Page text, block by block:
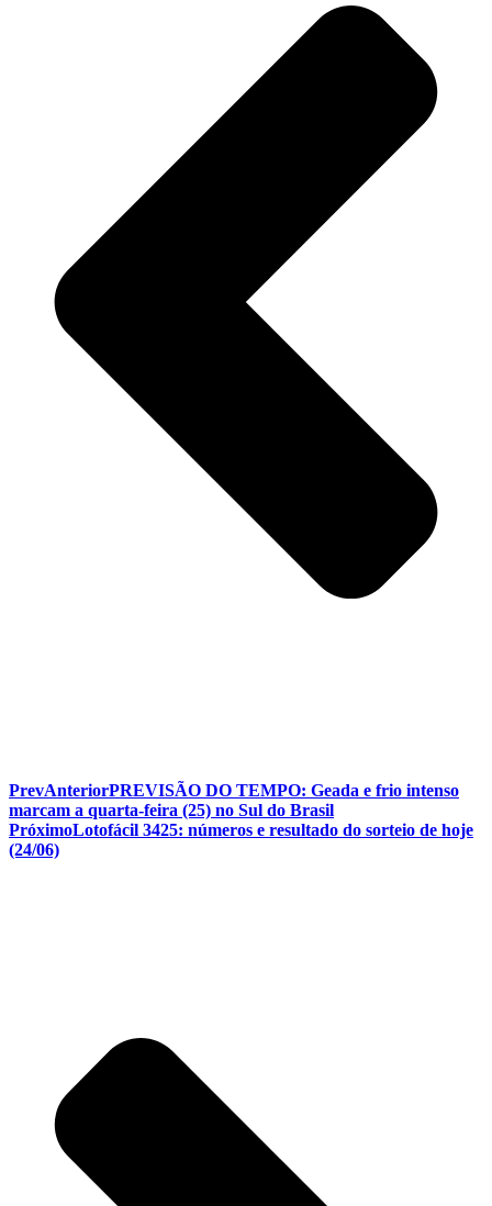
PrevAnteriorPREVISÃO DO TEMPO: Geada e frio intenso
marcam a quarta-feira (25) no Sul do Brasil
PróximoLotofácil 3425: números e resultado do sorteio de hoje
(24/06)